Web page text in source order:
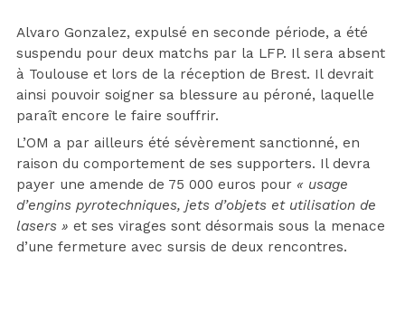
Alvaro Gonzalez, expulsé en seconde période, a été
suspendu pour deux matchs par la LFP. Il sera absent
à Toulouse et lors de la réception de Brest. Il devrait
ainsi pouvoir soigner sa blessure au péroné, laquelle
paraît encore le faire souffrir.
L’OM a par ailleurs été sévèrement sanctionné, en
raison du comportement de ses supporters. Il devra
payer une amende de 75 000 euros pour « usage
d’engins pyrotechniques, jets d’objets et utilisation de
lasers » et ses virages sont désormais sous la menace
d’une fermeture avec sursis de deux rencontres.